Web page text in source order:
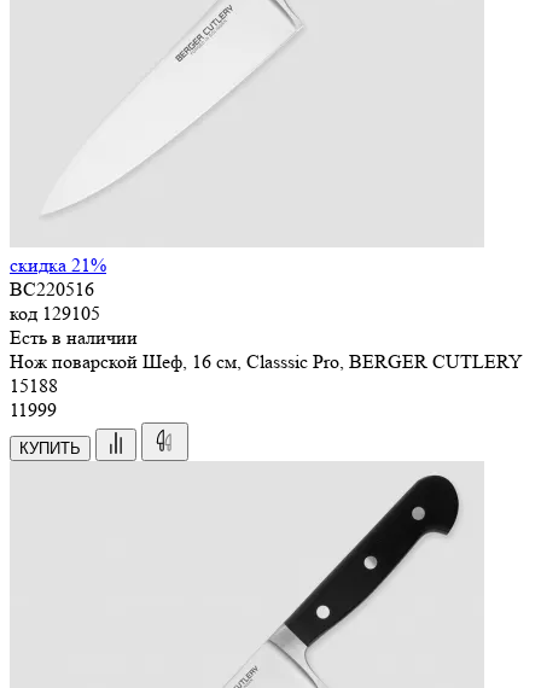
скидка 21%
BC220516
код 129105
Есть в наличии
Нож поварской Шеф, 16 см, Classsic Pro, BERGER CUTLERY
15188
11999
КУПИТЬ